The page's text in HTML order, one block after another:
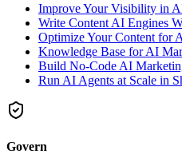
Improve Your Visibility in
Write Content AI Engines
Optimize Your Content for
Knowledge Base for AI
Build No-Code AI
Run AI Agents at Scale in
Govern